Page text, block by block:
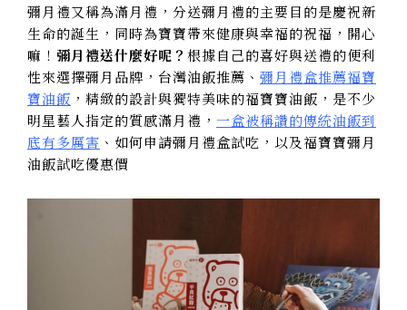
彌月禮又稱為滿月禮，分送彌月禮的主要目的是慶祝新
生命的誕生，同時為寶寶帶來健康與幸福的祝福，開心
嘛！ 彌月禮送什麼好呢？ 根據自己的喜好與送禮的便利
性來選擇彌月品牌，台灣油飯推薦、 彌月禮盒推薦福寶
寶油飯 ，精緻的設計與獨特美味的福寶寶油飯，是不少
明星藝人指定的質感滿月禮， 一盒被稱讚的傳統油飯到
底有多厲害 、如何申請彌月禮盒試吃，以及福寶寶彌月
油飯試吃優惠價